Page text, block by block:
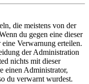
die meistens von der
du gegen eine dieser
Verwarnung erteilen.
der Administration
nichts mit dieser
einen Administrator,
du verwarnt wurdest.